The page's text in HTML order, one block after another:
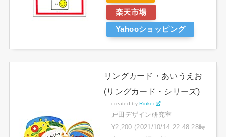
楽天市場
Yahooショッピング
リングカード・あいうえお
(リングカード・シリーズ)
created byRinker
戸田デザイン研究室
¥2,200 (2021/10/14 22:48:28時